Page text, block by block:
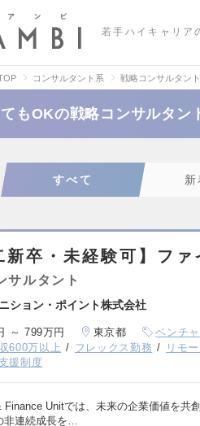
若手ハイキャリア
コンサルタント系 戦略コンサルタント
もOKの戦略コンサルタン
すべて 新
新卒・未経験可】フ
サルタント
ション・ポイント株式会社
～ 799万円 東京都 ベンチ
600万以上 フレックス勤務 リモ
援制度
Finance Unitでは、未来の企業価値を共
非連続成長を…